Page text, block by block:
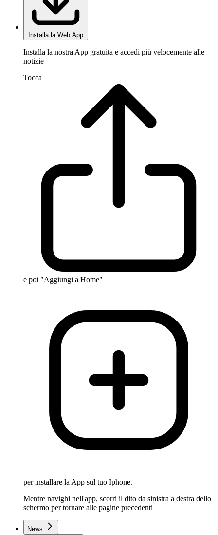
Installa la Web App
Installa la nostra App gratuita e accedi più velocemente alle
notizie
Tocca
e poi "Aggiungi a Home"
per installare la App sul tuo Iphone.
Mentre navighi nell'app, scorri il dito da sinistra a destra dello
schermo per tornare alle pagine precedenti
News